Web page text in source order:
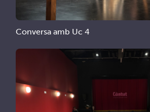
Conversa amb Uc 4